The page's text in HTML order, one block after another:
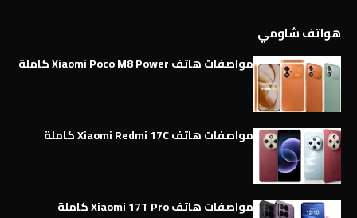
هواتف شاومي
مواصفات هاتف Xiaomi Poco M8 Power كاملة
مواصفات هاتف Xiaomi Redmi 17C كاملة
مواصفات هاتف Xiaomi 17T Pro كاملة